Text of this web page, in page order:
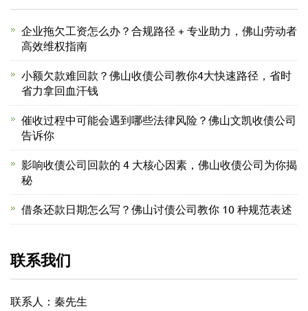
企业拖欠工资怎么办？合规路径 + 专业助力，佛山劳动者
高效维权指南
小额欠款难回款？佛山收债公司教你4大快速路径，省时
省力拿回血汗钱
催收过程中可能会遇到哪些法律风险？佛山文凯收债公司
告诉你
影响收债公司回款的 4 大核心因素，佛山收债公司为你揭
秘
借条还款日期怎么写？佛山讨债公司教你 10 种规范表述
联系我们
联系人：秦先生